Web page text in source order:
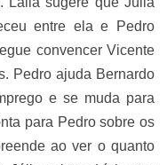
entre ela e Pedro
convencer Vicente
Pedro ajuda Bernardo
e se muda para
para Pedro sobre os
ao ver o quanto